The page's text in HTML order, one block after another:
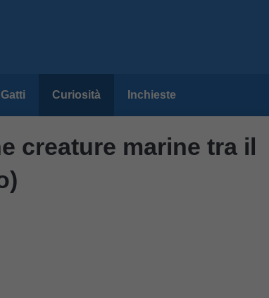
Curiosità Inchieste
creature marine tra il